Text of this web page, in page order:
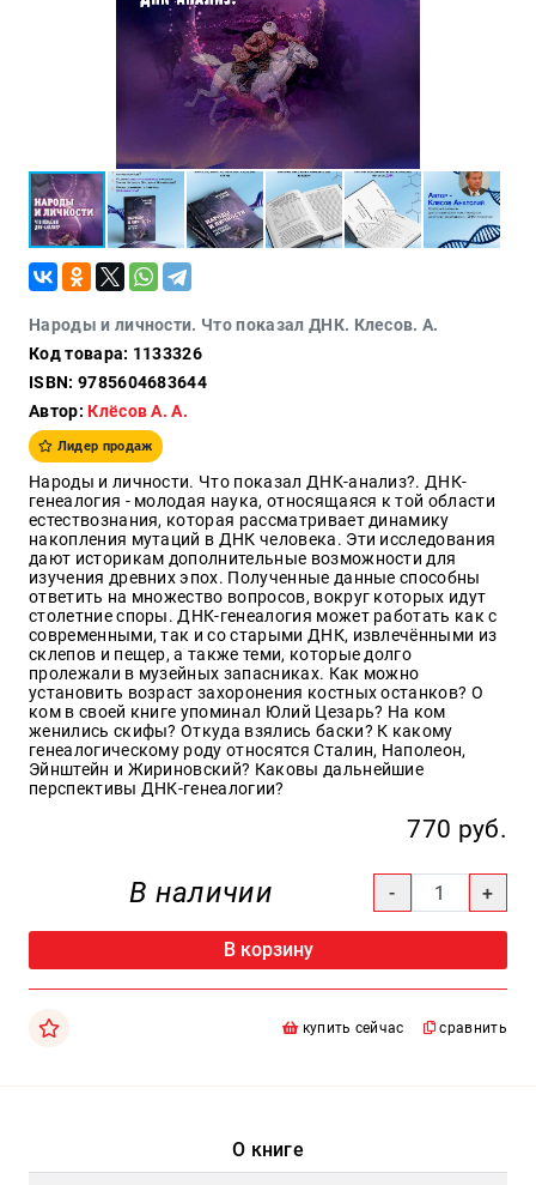
Народы и личности. Что показал ДНК. Клесов. А.
Код товара: 1133326
ISBN: 9785604683644
Автор: Клёсов А. А.
Лидер продаж
Народы и личности. Что показал ДНК-анализ?. ДНК-
генеалогия - молодая наука, относящаяся к той области
естествознания, которая рассматривает динамику
накопления мутаций в ДНК человека. Эти исследования
дают историкам дополнительные возможности для
изучения древних эпох. Полученные данные способны
ответить на множество вопросов, вокруг которых идут
столетние споры. ДНК-генеалогия может работать как с
современными, так и со старыми ДНК, извлечёнными из
склепов и пещер, а также теми, которые долго
пролежали в музейных запасниках. Как можно
установить возраст захоронения костных останков? О
ком в своей книге упоминал Юлий Цезарь? На ком
женились скифы? Откуда взялись баски? К какому
генеалогическому роду относятся Сталин, Наполеон,
Эйнштейн и Жириновский? Каковы дальнейшие
перспективы ДНК-генеалогии?
770 руб.
В наличии
В корзину
купить сейчас сравнить
О книге
биографии
будущего
Публицистика
Коллекционные
издания
Тайное и
непознанное
Образ
жизни
Культура
и
Искусство
Поэзия
Кухня,
гастрономия,
кулинария
Оптовикам
Авторам
Контакты
Москва
magazin.ru